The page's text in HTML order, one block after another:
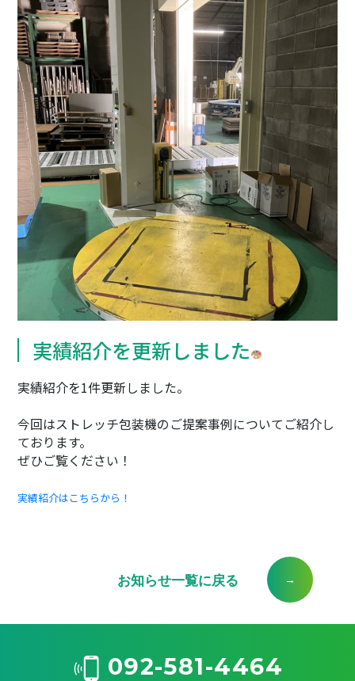
実績紹介を更新しました
実績紹介を1件更新しました。
今回はストレッチ包装機のご提案事例についてご紹介し
ております。
ぜひご覧ください！
実績紹介はこちらから！
お知らせ一覧に戻る
092-581-4464